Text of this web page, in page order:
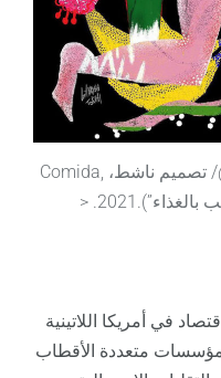
جابرييل توراني (gabrielatornai@/ تصميم ناشط، Comida,
في أمريكا اللاتينية
متعددة الأقطاب